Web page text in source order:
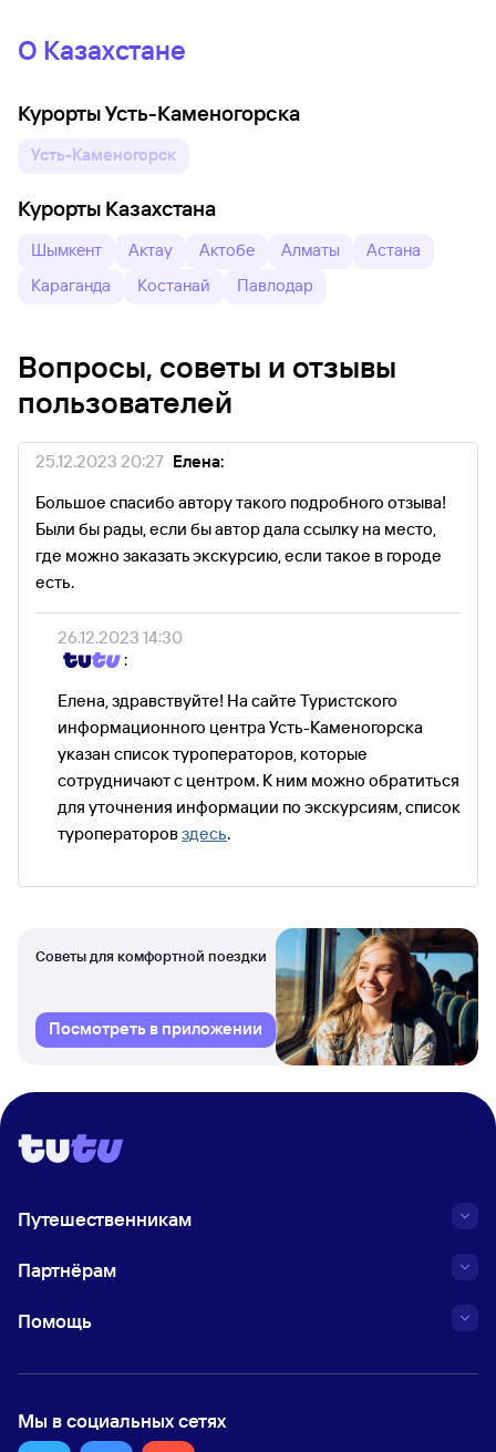
О Казахстане
Курорты Усть-Каменогорска
Усть-Каменогорск
Курорты Казахстана
Шымкент Актау Актобе Алматы
Астана
Караганда
Костанай Павлодар
Вопросы, советы и отзывы
пользователей
25.12.2023 20:27 Елена:
Большое спасибо автору такого подробного отзыва!
Были бы рады, если бы автор дала ссылку на место,
где можно заказать экскурсию, если такое в городе
есть.
26.12.2023 14:30
:
Елена, здравствуйте! На сайте Туристского
информационного центра Усть-Каменогорска
указан список туроператоров, которые
сотрудничают с центром. К ним можно обратиться
для уточнения информации по экскурсиям, список
туроператоровздесь.
Советы для комфортной поездки
Посмотреть в приложении
Путешественникам
Партнёрам
Помощь
Мы в социальных сетях